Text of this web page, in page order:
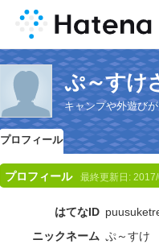
ぷ～すけ
キャンプや外遊び
プロフィール
プロフィール 最終更新日:
はてなID
ニックネーム ぷ～すけ